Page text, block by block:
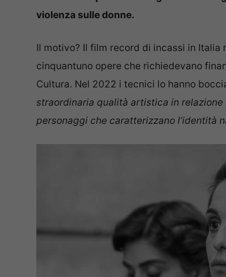
violenza sulle donne.
Il motivo? Il film record di incassi in Italia
cinquantuno opere che richiedevano
Cultura. Nel 2022 i tecnici lo hanno
straordinaria qualità artistica in
personaggi che caratterizzano l’identità